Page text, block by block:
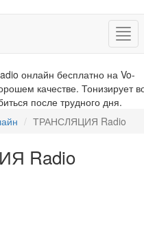
онлайн бесплатно на Vo-
качестве. Тонизирует
после трудного дня.
ТРАНСЛЯЦИЯ Radio
Radio